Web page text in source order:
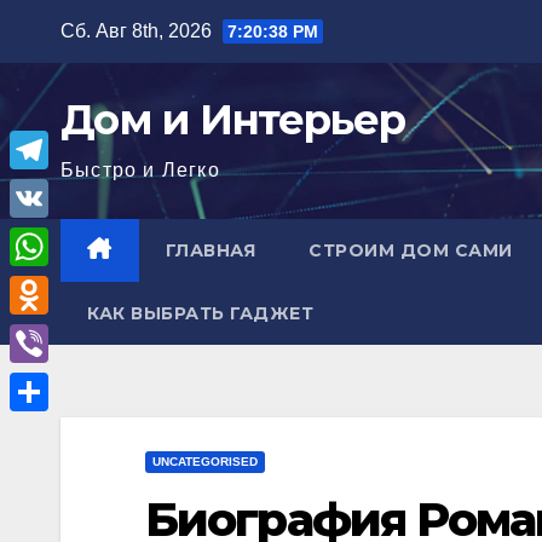
содержимому
Сб. Авг 8th, 2026 7:20:39 PM
Дом и Интерьер
Быстро и Легко
ГЛАВНАЯ СТРОИМ ДОМ САМИ
КАК ВЫБРАТЬ ГАДЖЕТ
UNCATEGORISED
Биография
T
e
l
e
g
r
V
K
W
h
a
O
d
n
V